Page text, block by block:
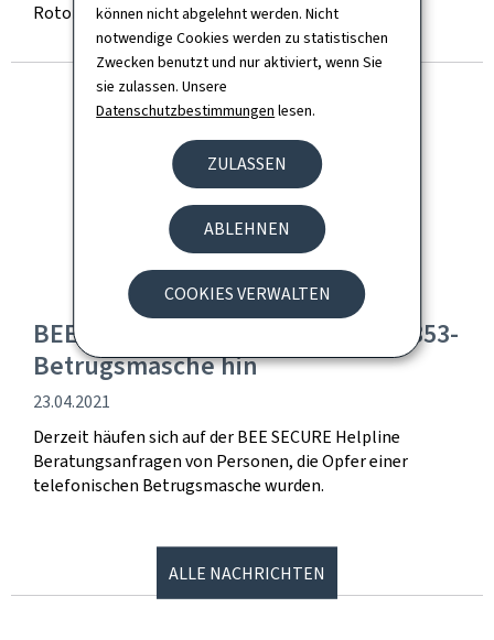
können nicht abgelehnt werden. Nicht
notwendige Cookies werden zu statistischen
Zwecken benutzt und nur aktiviert, wenn Sie
sie zulassen. Unsere
Datenschutzbestimmungen lesen.
ZULASSEN
ABLEHNEN
COOKIES VERWALTEN
Rotondes in Bonnevoie statt.
BEE SECURE weist auf aktuelle +353-
Betrugsmasche hin
Veröffentlichung
23.04.2021
Derzeit häufen sich auf der BEE SECURE Helpline
Beratungsanfragen von Personen, die Opfer einer
telefonischen Betrugsmasche wurden.
ALLE NACHRICHTEN